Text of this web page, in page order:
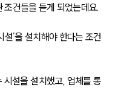
조건들을 듣게 되었는데요.
’을 설치해야 한다는 조건
설을 설치했고, 업체를 통